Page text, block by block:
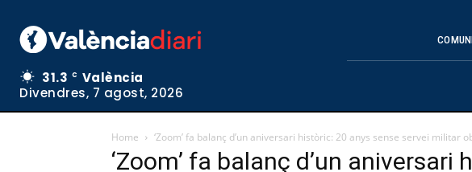
31.3 C
València
Divendres, 7 agost, 2026
Home ‘Zoom’ fa balanç d’un aniversari històric: 20 anys sense servei militar
‘Zoom’ fa balanç d’un aniversari